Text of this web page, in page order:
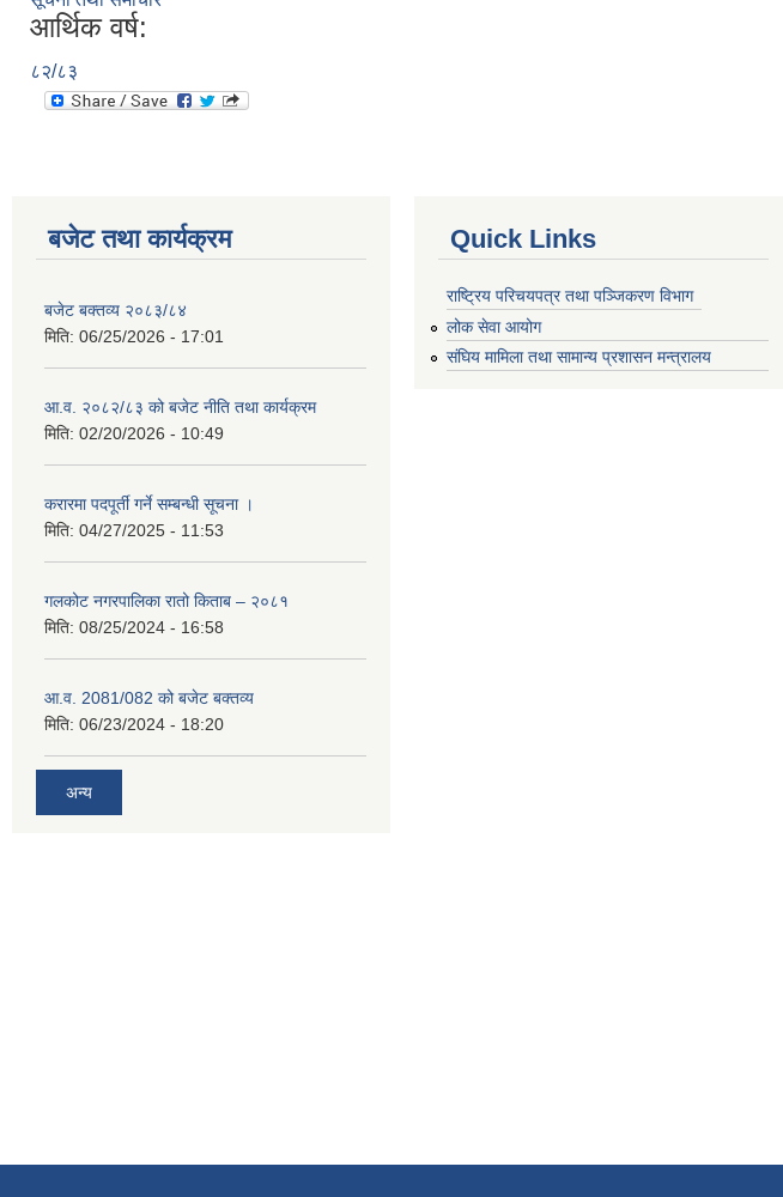
आर्थिक वर्ष:
८२/८३
बजेट तथा कार्यक्रम
बजेट बक्तव्य २०८३/८४
मिति: 06/25/2026 - 17:01
आ.व. २०८२/८३ को बजेट नीति तथा कार्यक्रम
मिति: 02/20/2026 - 10:49
करारमा पदपूर्ती गर्ने सम्बन्धी सूचना ।
मिति: 04/27/2025 - 11:53
गलकोट नगरपालिका रातो किताब – २०८१
मिति: 08/25/2024 - 16:58
आ.व. 2081/082 को बजेट बक्तव्य
मिति: 06/23/2024 - 18:20
अन्य
Quick Links
राष्ट्रिय परिचयपत्र तथा पञ्जिकरण विभाग
लोक सेवा आयोग
संघिय मामिला तथा सामान्य प्रशासन मन्त्रालय